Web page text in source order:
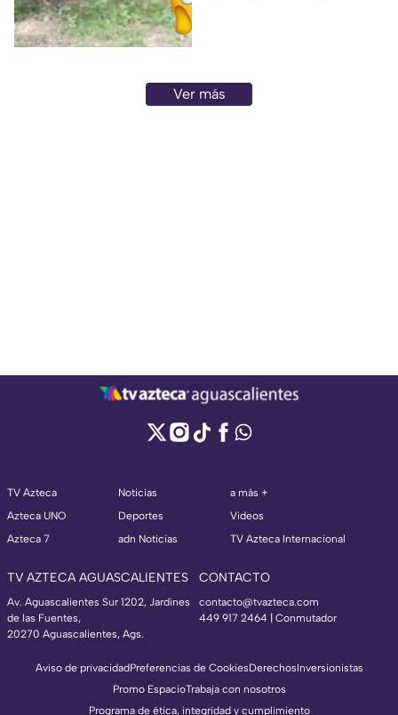
Ver más
TV Azteca
Azteca UNO
Azteca 7
Noticias
Deportes
adn Noticias
a más +
Videos
TV Azteca Internacional
TV AZTECA AGUASCALIENTES
Av. Aguascalientes Sur 1202, Jardines
de las Fuentes,
20270 Aguascalientes, Ags.
CONTACTO
contacto@tvazteca.com
449 917 2464 | Conmutador
Aviso de privacidadPreferencias de CookiesDerechosInversionistas
Promo EspacioTrabaja con nosotros
Programa de ética, integridad y cumplimiento